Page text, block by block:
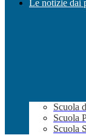
Le notizie dai
Scuola
Scuola
Scuola